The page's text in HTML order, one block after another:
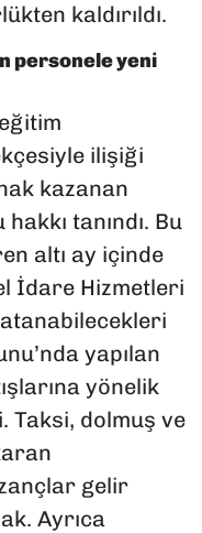
kaldırıldı.
personele yeni
ilişiği
kazanan
tanındı. Bu
altı ay içinde
İdare Hizmetleri
yapılan
yönelik
Taksi, dolmuş ve
gelir
Ayrıca